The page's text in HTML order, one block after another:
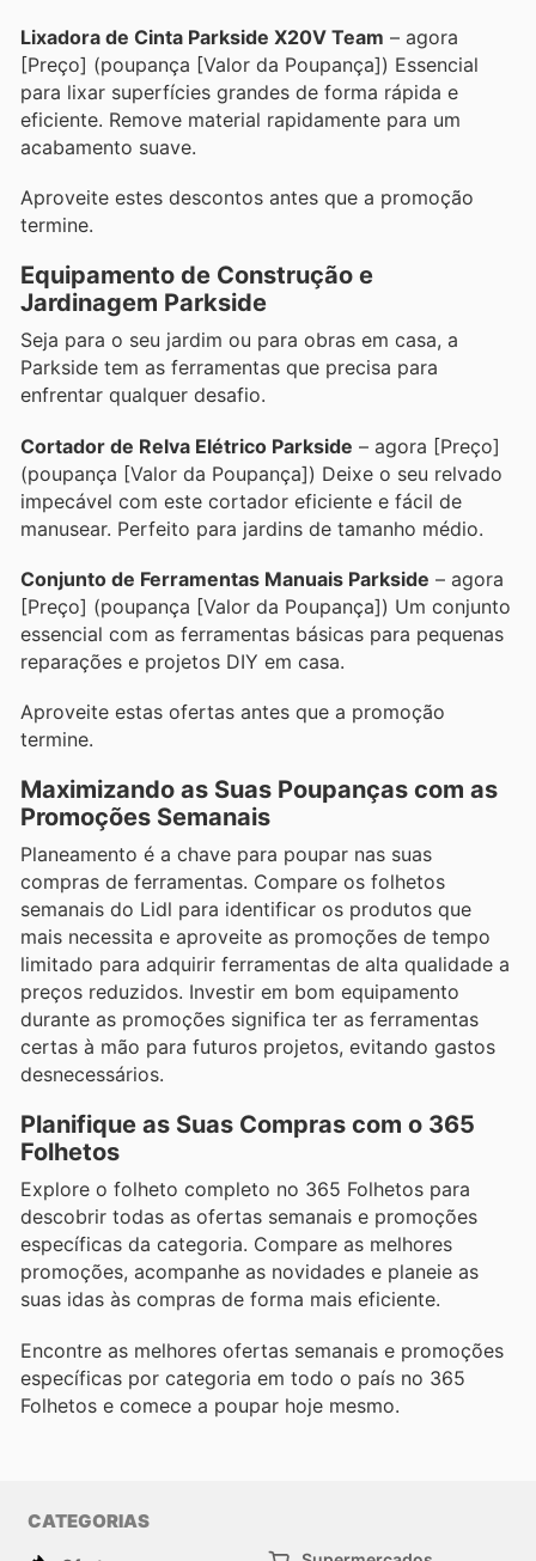
Lixadora de Cinta Parkside X20V Team – agora
[Preço] (poupança [Valor da Poupança]) Essencial
para lixar superfícies grandes de forma rápida e
eficiente. Remove material rapidamente para um
acabamento suave.
Aproveite estes descontos antes que a promoção
termine.
Equipamento de Construção e
Jardinagem Parkside
Seja para o seu jardim ou para obras em casa, a
Parkside tem as ferramentas que precisa para
enfrentar qualquer desafio.
Cortador de Relva Elétrico Parkside – agora [Preço]
(poupança [Valor da Poupança]) Deixe o seu relvado
impecável com este cortador eficiente e fácil de
manusear. Perfeito para jardins de tamanho médio.
Conjunto de Ferramentas Manuais Parkside – agora
[Preço] (poupança [Valor da Poupança]) Um conjunto
essencial com as ferramentas básicas para pequenas
reparações e projetos DIY em casa.
Aproveite estas ofertas antes que a promoção
termine.
Maximizando as Suas Poupanças com as
Promoções Semanais
Planeamento é a chave para poupar nas suas
compras de ferramentas. Compare os folhetos
semanais do Lidl para identificar os produtos que
mais necessita e aproveite as promoções de tempo
limitado para adquirir ferramentas de alta qualidade a
preços reduzidos. Investir em bom equipamento
durante as promoções significa ter as ferramentas
certas à mão para futuros projetos, evitando gastos
desnecessários.
Planifique as Suas Compras com o 365
Folhetos
Explore o folheto completo no 365 Folhetos para
descobrir todas as ofertas semanais e promoções
específicas da categoria. Compare as melhores
promoções, acompanhe as novidades e planeie as
suas idas às compras de forma mais eficiente.
Encontre as melhores ofertas semanais e promoções
específicas por categoria em todo o país no 365
Folhetos e comece a poupar hoje mesmo.
CATEGORIAS